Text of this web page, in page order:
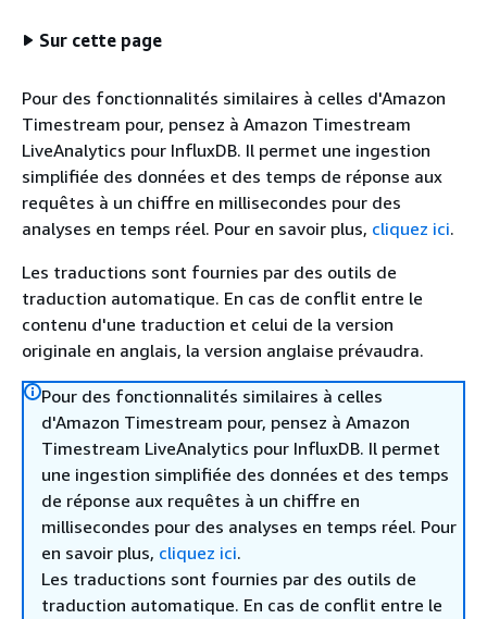
Sur cette page
Pour des fonctionnalités similaires à celles d'Amazon
Timestream pour, pensez à Amazon Timestream
LiveAnalytics pour InfluxDB. Il permet une ingestion
simplifiée des données et des temps de réponse aux
requêtes à un chiffre en millisecondes pour des
analyses en temps réel. Pour en savoir plus, cliquez ici.
Les traductions sont fournies par des outils de
traduction automatique. En cas de conflit entre le
contenu d'une traduction et celui de la version
originale en anglais, la version anglaise prévaudra.
Pour des fonctionnalités similaires à celles
d'Amazon Timestream pour, pensez à Amazon
Timestream LiveAnalytics pour InfluxDB. Il permet
une ingestion simplifiée des données et des temps
de réponse aux requêtes à un chiffre en
millisecondes pour des analyses en temps réel. Pour
en savoir plus, cliquez ici.
Les traductions sont fournies par des outils de
traduction automatique. En cas de conflit entre le